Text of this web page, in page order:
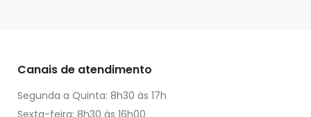
Canais de atendimento
Segunda a Quinta: 8h30 às 17h
Sexta-feira: 8h30 às 16h00